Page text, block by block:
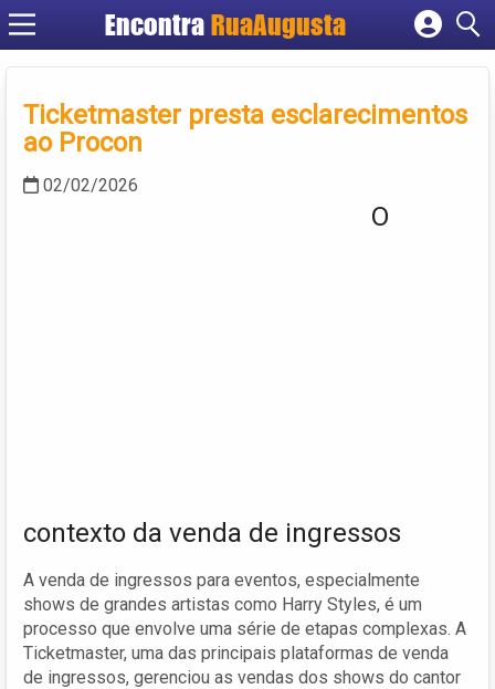
Encontra RuaAugusta
Cadastrar empresa
Criar conta
Ticketmaster presta esclarecimentos
ao Procon
02/02/2026
O
contexto da venda de ingressos
A venda de ingressos para eventos, especialmente
shows de grandes artistas como Harry Styles, é um
processo que envolve uma série de etapas complexas. A
Ticketmaster, uma das principais plataformas de venda
de ingressos, gerenciou as vendas dos shows do cantor